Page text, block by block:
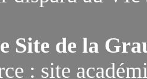
Site de la
: site